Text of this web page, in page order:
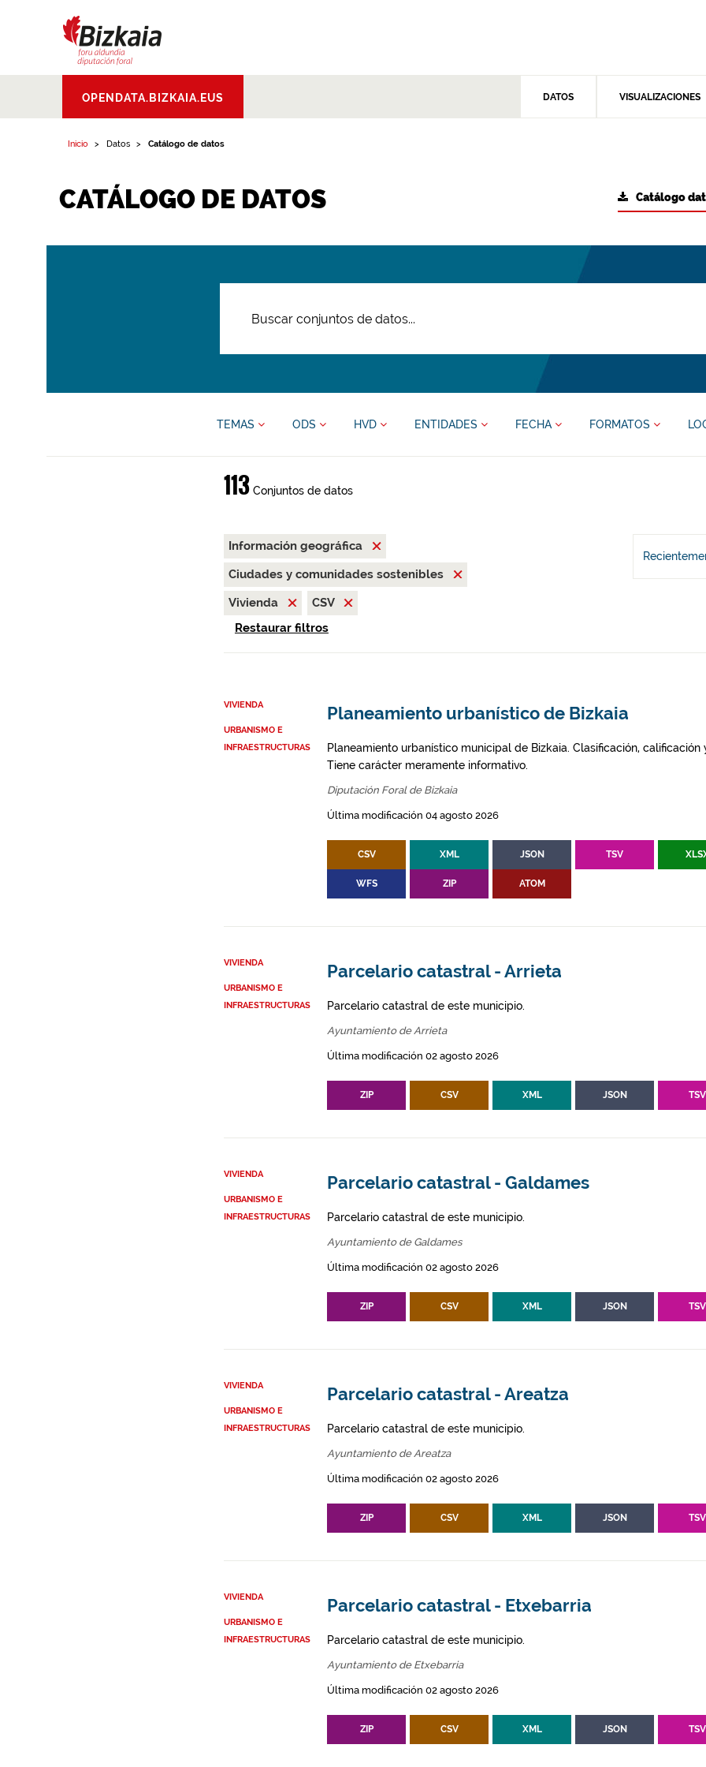
Aldundia.Diputacion
Foral de Bizkaia
OPENDATA.BIZKAIA.EUS DATOS VISUALIZACIONES
Inicio Datos Catálogo de datos
CATÁLOGO DE DATOS Catálogo
TEMAS ODS HVD ENTIDADES FECHA FORMATOS
113Conjuntos de datos
Información geográfica
Ciudades y comunidades sostenibles
Vivienda
CSV
Restaurar filtros
VIVIENDA
URBANISMO E
INFRAESTRUCTURAS
Planeamiento urbanístico de Bizkaia
Planeamiento urbanístico municipal de Bizkaia. Clasificación,
Tiene carácter meramente informativo.
Diputación Foral de Bizkaia
Última modificación 04 agosto 2026
CSV XML JSON TSV
WFS ZIP ATOM
VIVIENDA
URBANISMO E
INFRAESTRUCTURAS
Parcelario catastral - Arrieta
Parcelario catastral de este municipio.
Ayuntamiento de Arrieta
Última modificación 02 agosto 2026
ZIP CSV XML JSON TSV
VIVIENDA
URBANISMO E
INFRAESTRUCTURAS
Parcelario catastral - Galdames
Parcelario catastral de este municipio.
Ayuntamiento de Galdames
Última modificación 02 agosto 2026
ZIP CSV XML JSON TSV
VIVIENDA
URBANISMO E
INFRAESTRUCTURAS
Parcelario catastral - Areatza
Parcelario catastral de este municipio.
Ayuntamiento de Areatza
Última modificación 02 agosto 2026
ZIP CSV XML JSON TSV
VIVIENDA
URBANISMO E
INFRAESTRUCTURAS
Parcelario catastral - Etxebarria
Parcelario catastral de este municipio.
Ayuntamiento de Etxebarria
Última modificación 02 agosto 2026
ZIP CSV XML JSON TSV